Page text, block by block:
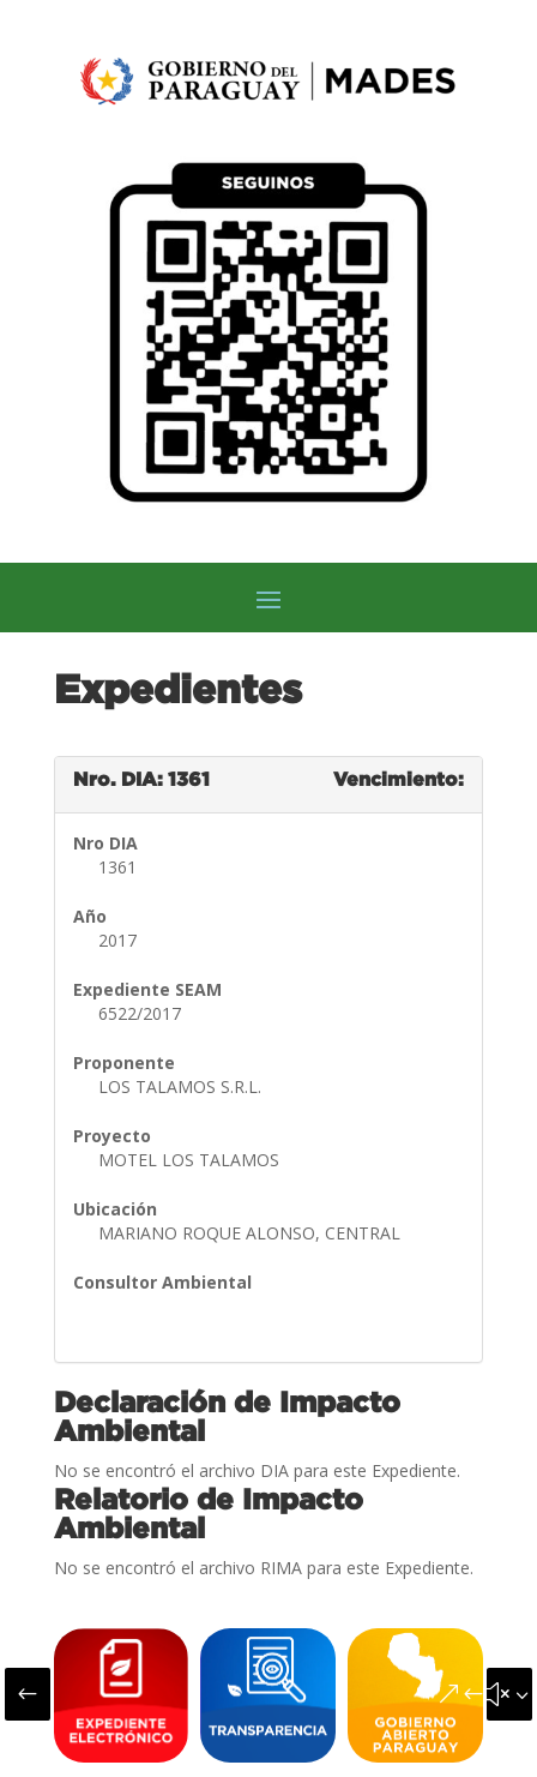
Expedientes
Nro. DIA: 1361 Vencimiento:
Nro DIA
1361
Año
2017
Expediente SEAM
6522/2017
Proponente
LOS TALAMOS S.R.L.
Proyecto
MOTEL LOS TALAMOS
Ubicación
MARIANO ROQUE ALONSO, CENTRAL
Consultor Ambiental
Declaración de Impacto
Ambiental
No se encontró el archivo DIA para este Expediente.
Relatorio de Impacto
Ambiental
No se encontró el archivo RIMA para este Expediente.
#